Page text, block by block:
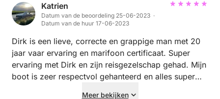
actief betrokken in het reilen en zeilen van de boot.
Voorheen had ik nog nooit een roer aangeraakt en
sop kiezen met de deskundige instructies van Eric.
Alles verliep perfect bij zowel de afvaart en het weer
binnenvaren in de haven van Nieuwpoort. Een echte
aanrader! We komen snel terug Annelies
Katrien
Datum van de beoordeling 25-06-2023 ·
Datum van de huur 17-06-2023
Dirk is een lieve, correcte en grappige man met 20
jaar vaar ervaring en marifoon certificaat. Super
ervaring met Dirk en zijn reisgezelschap gehad. Mijn
boot is zeer respectvol gehanteerd en alles super
Meer bekijken